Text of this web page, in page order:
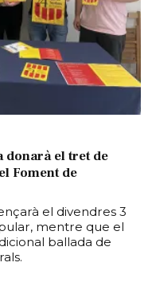
donarà el tret de
Foment de
el divendres 3
mentre que el
ballada de